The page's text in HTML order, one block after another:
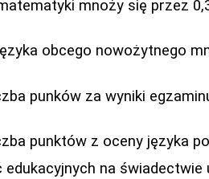
mnoży się przez
obcego nowożytnego
punków za wyniki
punktów z oceny języka
edukacyjnych na